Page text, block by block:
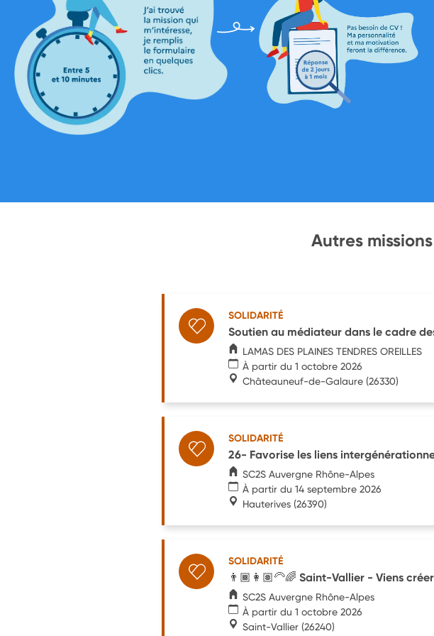
Autres
SOLIDARITÉ
Soutien au médiateur dans le cadre
LAMAS DES PLAINES TENDRES OREILLES
À partir du 1 octobre 2026
Châteauneuf-de-Galaure (26330)
SOLIDARITÉ
26- Favorise les liens
SC2S Auvergne Rhône-Alpes
À partir du 14 septembre 2026
Hauterives (26390)
SOLIDARITÉ
👨🏾👩🏽‍🦳🌈 Saint-Vallier - Viens
SC2S Auvergne Rhône-Alpes
À partir du 1 octobre 2026
Saint-Vallier (26240)